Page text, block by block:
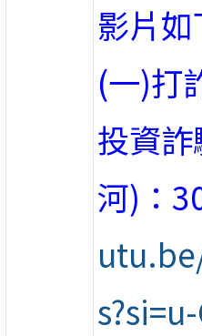
影片如
(一)打
投資
河)：